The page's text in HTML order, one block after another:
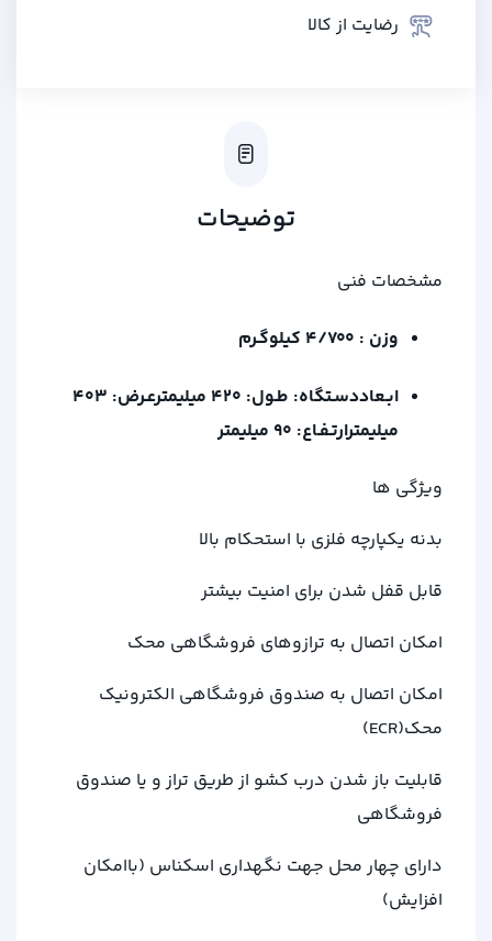
رضایت از کالا
توضیحات
مشخصات فنی
وزن : 4/700 کیلوگـرم
ابـعاددسـتگاه: طـول: 420 میلیمترعـرض: 403
میلیمترارتـفـاع: 90 میلیمتر
ویژگی ها
بدنه یکپارچه فلزی با استحکام بالا
قابل قفل شدن برای امنیت بیشتر
امکان اتصال به ترازوهای فروشگاهی محک
امکان اتصال به صندوق فروشگاهی الکترونیک
محک(ECR)
قابلیت باز شدن درب کشو از طریق تراز و یا صندوق
فروشگاهی
دارای چهار محل جهت نگهداری اسکناس (باامکان
افزایش)